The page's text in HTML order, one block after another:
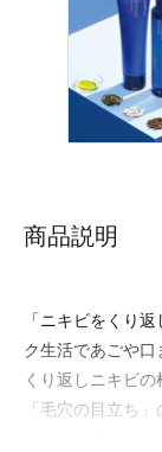
商品説明
「ニキビをくり
ク生活であごや口
くり返しニキビ
「毛穴の目立ち